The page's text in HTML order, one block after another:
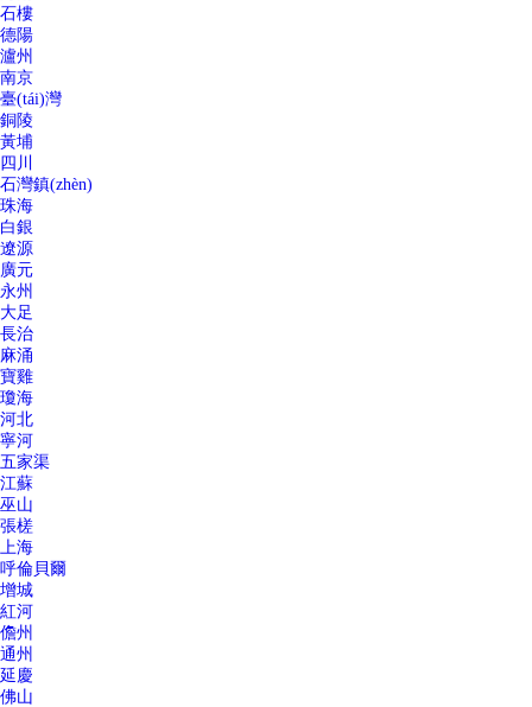
石樓
德陽
瀘州
南京
臺(tái)灣
銅陵
黃埔
四川
石灣鎮(zhèn)
珠海
白銀
遼源
廣元
永州
大足
長治
麻涌
寶雞
瓊海
河北
寧河
五家渠
江蘇
巫山
張槎
上海
呼倫貝爾
增城
紅河
儋州
通州
延慶
佛山